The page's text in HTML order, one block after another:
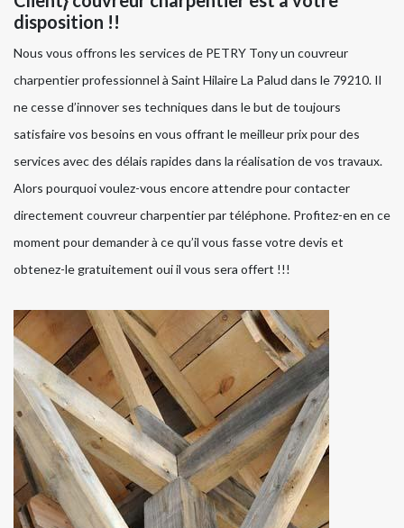
disposition !!
Nous vous offrons les services de PETRY Tony un couvreur
charpentier professionnel à Saint Hilaire La Palud dans le 79210. Il
ne cesse d’innover ses techniques dans le but de toujours
satisfaire vos besoins en vous offrant le meilleur prix pour des
services avec des délais rapides dans la réalisation de vos travaux.
Alors pourquoi voulez-vous encore attendre pour contacter
directement couvreur charpentier par téléphone. Profitez-en en ce
moment pour demander à ce qu’il vous fasse votre devis et
obtenez-le gratuitement oui il vous sera offert !!!